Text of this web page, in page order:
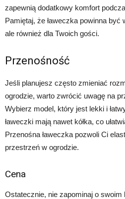
zapewnią dodatkowy komfort
Pamiętaj, że ławeczka powinna być
ale również dla Twoich gości.
Przenośność
Jeśli planujesz często zmieniać
ogrodzie, warto zwrócić uwagę na
Wybierz model, który jest lekki i
ławeczki mają nawet kółka, co
Przenośna ławeczka pozwoli Ci
przestrzeń w ogrodzie.
Cena
Ostatecznie, nie zapominaj o